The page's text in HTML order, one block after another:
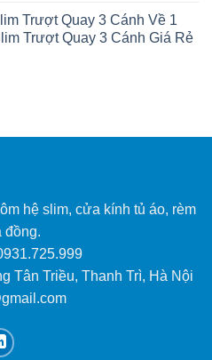
Trượt Quay 3 Cánh Về 1
Trượt Quay 3 Cánh Giá Rẻ
hệ slim, cửa kính tủ áo, rèm
đồng.
Tân Triều, Thanh Trì, Hà Nội